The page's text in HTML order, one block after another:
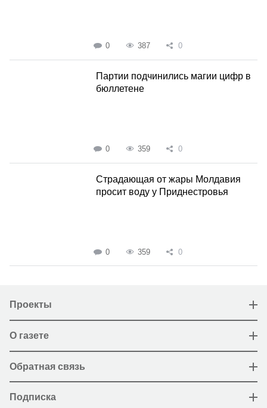
0 387 0
Партии подчинились магии цифр в
бюллетене
0 359 0
Страдающая от жары Молдавия
просит воду у Приднестровья
0 359 0
Проекты
О газете
Обратная связь
Подписка